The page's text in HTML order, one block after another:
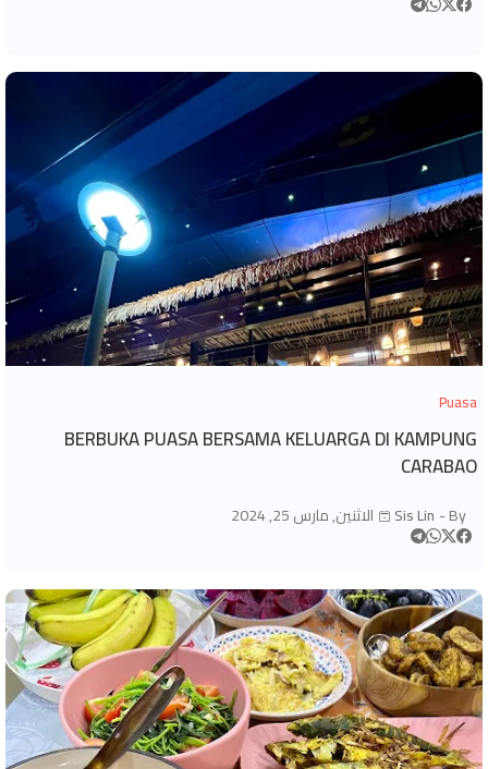
Puasa
BERBUKA PUASA BERSAMA KELUARGA DI KAMPUNG
CARABAO
By -
Sis Lin الاثنين, مارس 25, 2024